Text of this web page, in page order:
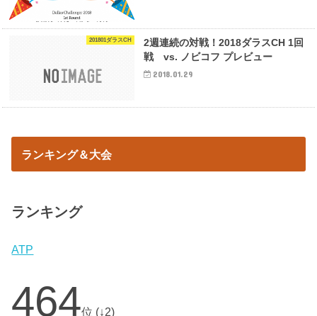
201801ダラスCH
2週連続の対戦！2018ダラスCH 1回
戦 vs. ノビコフ プレビュー
2018.01.29
ランキング＆大会
ランキング
ATP
464位 (↓2)